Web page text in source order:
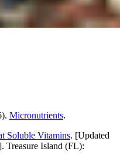
Micronutrients.
Soluble Vitamins. [Updated
Treasure Island (FL):